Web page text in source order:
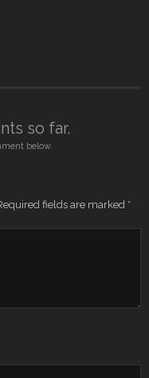
so far.
below.
fields are marked *